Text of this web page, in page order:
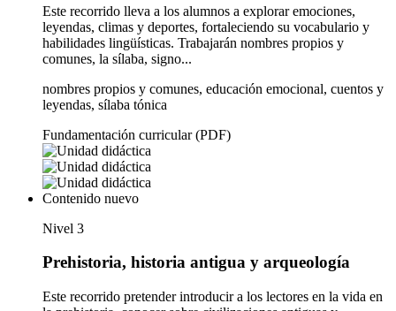
Este recorrido lleva a los alumnos a explorar emociones,
leyendas, climas y deportes, fortaleciendo su vocabulario y
habilidades lingüísticas. Trabajarán nombres propios y
comunes, la sílaba, signo...
nombres propios y comunes, educación emocional, cuentos y
leyendas, sílaba tónica
Fundamentación curricular (PDF)
Contenido nuevo
Nivel 3
Prehistoria, historia antigua y arqueología
Este recorrido pretender introducir a los lectores en la vida en